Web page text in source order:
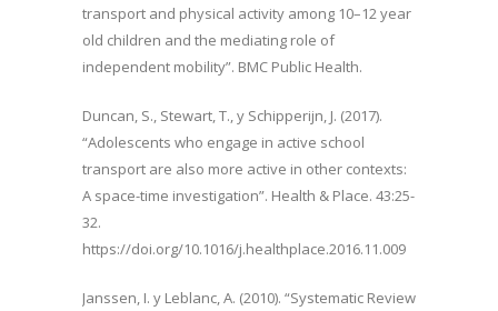
transport and physical activity among 10–12 year
old children and the mediating role of
independent mobility”. BMC Public Health.
Duncan, S., Stewart, T., y Schipperijn, J. (2017).
“Adolescents who engage in active school
transport are also more active in other contexts:
A space-time investigation”. Health & Place. 43:25-
32.
https://doi.org/10.1016/j.healthplace.2016.11.009
Janssen, I. y Leblanc, A. (2010). “Systematic Review